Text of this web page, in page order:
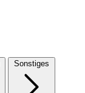
Sonstiges